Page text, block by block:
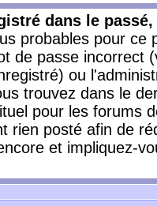
dans le
probables pour
de passe incorrect
ou
trouvez dans le
pour les forums
rien posté afin de
et impliquez-